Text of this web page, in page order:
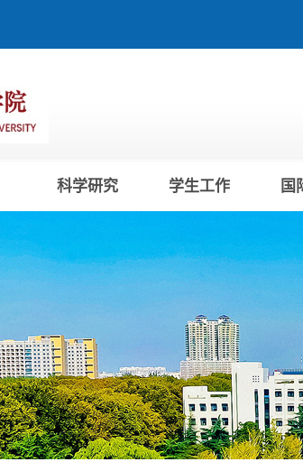
科学研究 学生工作 国